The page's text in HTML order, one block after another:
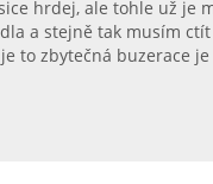
hrdej, ale tohle už je
a stejně tak musím
to zbytečná buzerace